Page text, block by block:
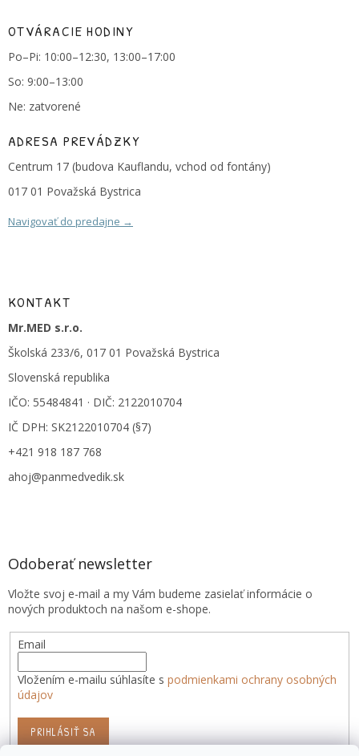
OTVÁRACIE HODINY
Po–Pi: 10:00–12:30, 13:00–17:00
So: 9:00–13:00
Ne: zatvorené
ADRESA PREVÁDZKY
Centrum 17 (budova Kauflandu, vchod od fontány)
017 01 Považská Bystrica
Navigovať do predajne →
KONTAKT
Mr.MED s.r.o.
Školská 233/6, 017 01 Považská Bystrica
Slovenská republika
IČO: 55484841 · DIČ: 2122010704
IČ DPH: SK2122010704 (§7)
+421 918 187 768
ahoj@panmedvedik.sk
Odoberať newsletter
Vložte svoj e-mail a my Vám budeme zasielať informácie o
nových produktoch na našom e-shope.
Email
Vložením e-mailu súhlasíte s podmienkami ochrany osobných
údajov
PRIHLÁSIŤ SA